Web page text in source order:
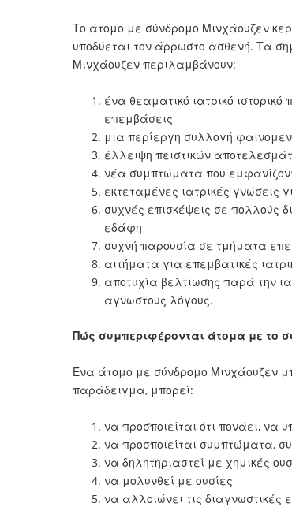
Το άτομο με σύνδρομο Μινχάουζεν
υποδύεται τον άρρωστο ασθενή. Τα
Μινχάουζεν περιλαμβάνουν:
ένα θεαματικό ιατρικό
επεμβάσεις
μια περίεργη συλλογή
έλλειψη πειστικών
νέα συμπτώματα που
εκτεταμένες ιατρικές γνώσεις
συχνές επισκέψεις σε πολλούς
εδάφη
συχνή παρουσία σε τμήματα
αιτήματα για επεμβατικές
αποτυχία βελτίωσης παρά την
άγνωστους λόγους.
Πώς συμπεριφέρονται άτομα με το
Ένα άτομο με σύνδρομο Μινχάουζεν
παράδειγμα, μπορεί:
να προσποιείται ότι πονάει,
να προσποιείται συμπτώματα,
να δηλητηριαστεί με χημικές
να μολυνθεί με ουσίες
να αλλοιώνει τις